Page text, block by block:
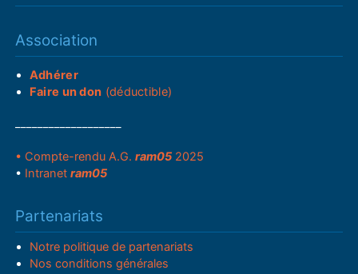
Association
Adhérer
Faire un don (déductible)
• Compte-rendu A.G.ram05 2025
• Intranetram05
Partenariats
Notre politique de partenariats
Nos conditions générales